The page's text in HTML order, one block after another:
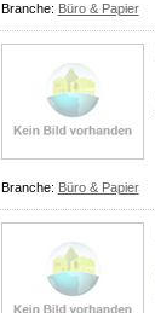
Branche: Büro & Papier
Branche: Büro & Papier